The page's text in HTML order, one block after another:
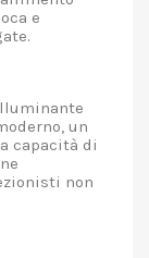
e
un
capacità di
non